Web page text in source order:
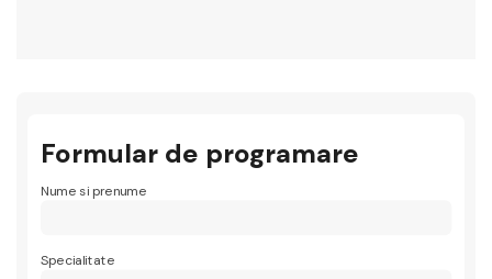
Formular de programare
Nume si prenume
Specialitate